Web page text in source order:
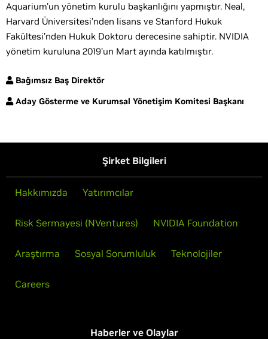
Aquarium'un yönetim kurulu başkanlığını yapmıştır. Neal,
Harvard Üniversitesi’nden lisans ve Stanford Hukuk
Fakültesi’nden Hukuk Doktoru derecesine sahiptir. NVIDIA
yönetim kuruluna 2019’un Mart ayında katılmıştır.
Bağımsız Baş Direktör
Aday Gösterme ve Kurumsal Yönetişim Komitesi Başkanı
Şirket Bilgileri
Hakkımızda Yatırımcılar
Risk Sermayesi (NVentures) NVIDIA Foundation
Araştırma Sosyal Sorumluluk Teknolojiler
Careers
Haberler ve Olaylar